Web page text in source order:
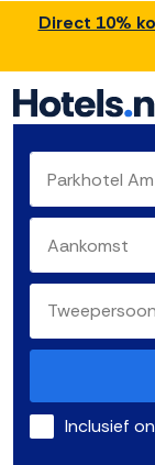
Direct 10%
Inclusief